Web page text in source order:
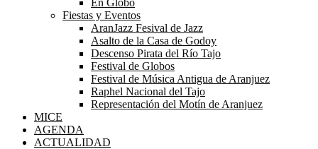
En Globo
Fiestas y Eventos
AranJazz Fesival de Jazz
Asalto de la Casa de Godoy
Descenso Pirata del Río Tajo
Festival de Globos
Festival de Música Antigua de Aranjuez
Raphel Nacional del Tajo
Representación del Motín de Aranjuez
MICE
AGENDA
ACTUALIDAD